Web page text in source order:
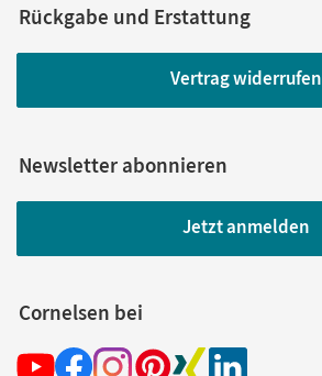
Rückgabe und Erstattung
Vertrag widerrufen
Newsletter abonnieren
Jetzt anmelden
Cornelsen bei